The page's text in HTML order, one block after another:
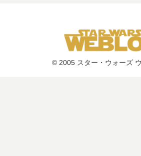
© 2005 スター・ウォーズ